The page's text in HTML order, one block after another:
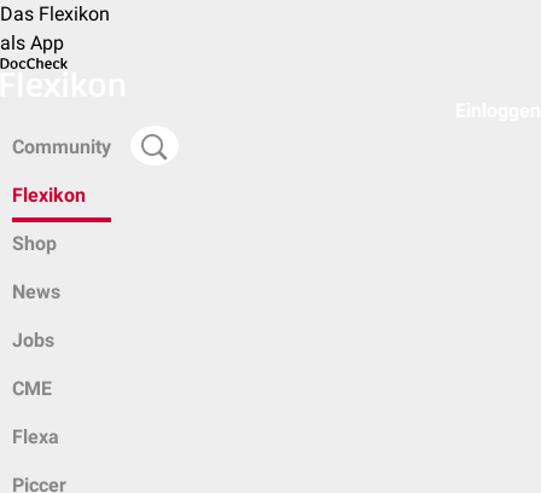
Das Flexikon
als App
Community
Flexikon
Shop
News
Jobs
CME
Flexa
Piccer